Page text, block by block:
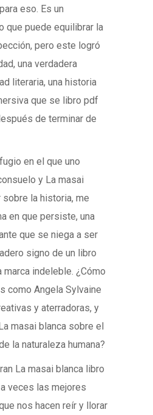
eso. Es un
que puede equilibrar la
pero este logró
una verdadera
literaria, una historia
que se libro pdf
de terminar de
en el que uno
y La masai
la historia, me
en que persiste, una
que se niega a ser
signo de un libro
marca indeleble. ¿Cómo
como Angela Sylvaine
y aterradoras, y
masai blanca sobre el
la naturaleza humana?
La masai blanca libro
veces las mejores
nos hacen reír y llorar